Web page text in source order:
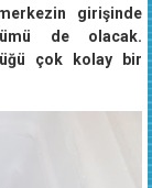
girişinde
de olacak.
çok kolay bir